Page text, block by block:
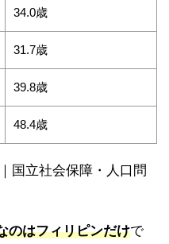
34.0歳
31.7歳
39.8歳
48.4歳
｜国立社会保障・人口問
のはフィリピンだけで